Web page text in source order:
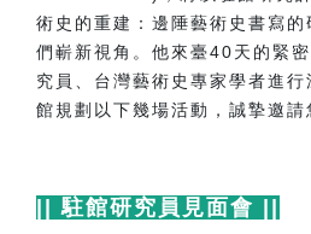
術史的重建：邊陲藝術史書寫
們嶄新視角。他來臺40天的緊
究員、台灣藝術史專家學者進
館規劃以下幾場活動，誠摯邀請
||駐館研究員見面會